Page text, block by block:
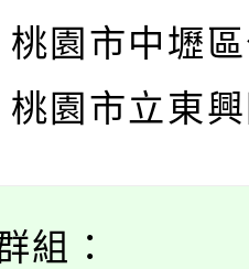
桃園市中壢
園市立東
組：